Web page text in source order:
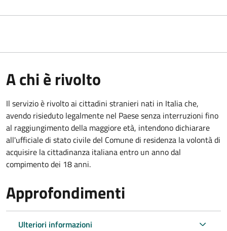
A chi è rivolto
Il servizio è rivolto ai cittadini stranieri nati in Italia che,
avendo risieduto legalmente nel Paese senza interruzioni fino
al raggiungimento della maggiore età, intendono dichiarare
all'ufficiale di stato civile del Comune di residenza la volontà di
acquisire la cittadinanza italiana entro un anno dal
compimento dei 18 anni.
Approfondimenti
Ulteriori informazioni